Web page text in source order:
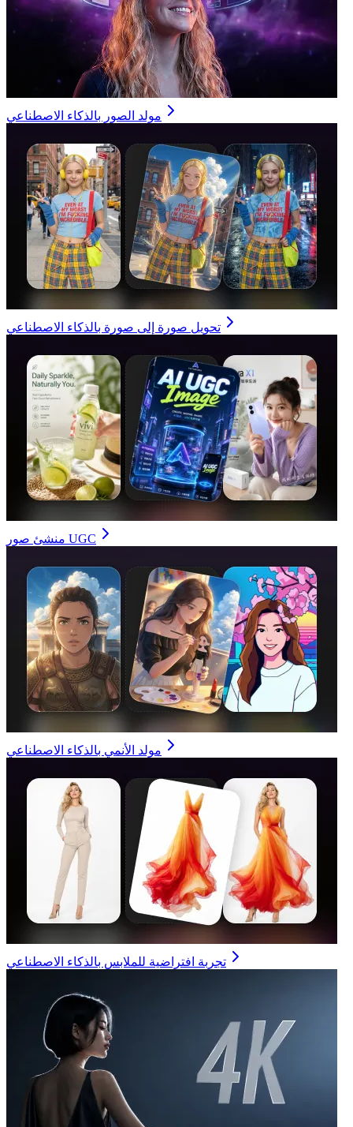
مولد الصور بالذكاء الاصطناعي
تحويل صورة إلى صورة بالذكاء الاصطناعي
منشئ صور UGC
مولد الأنمي بالذكاء الاصطناعي
تجربة افتراضية للملابس بالذكاء الاصطناعي